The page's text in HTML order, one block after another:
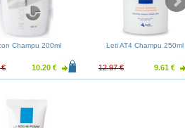
Champu 200ml
€ 10.20 €
Leti AT4 Champu 250ml
12.97 € 9.61 €